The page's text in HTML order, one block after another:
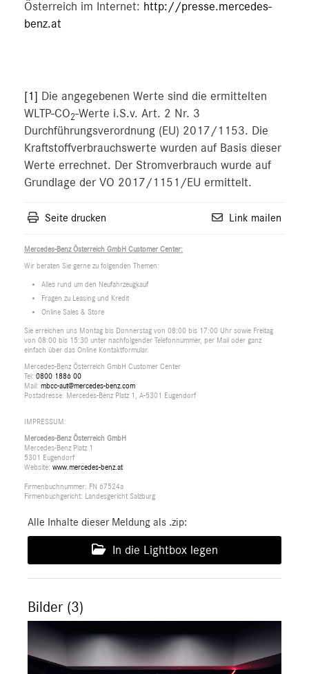
Österreich im Internet: http://presse.mercedes-
benz.at
[1]
Die angegebenen Werte sind die ermittelten
WLTP-CO2-Werte i.S.v. Art. 2 Nr. 3
Durchführungsverordnung (EU) 2017/1153. Die
Kraftstoffverbrauchswerte wurden auf Basis dieser
Werte errechnet. Der Stromverbrauch wurde auf
Grundlage der VO 2017/1151/EU ermittelt.
Seite drucken Link mailen
Mercedes-Benz Österreich GmbH Customer Center:
Wir beraten Sie gerne zu folgenden Themen:
Alles rund um den Neufahrzeugkauf
Fragen zu Leasing und Kredit
Online Sales & Store
Sie erreichen uns Montag bis Donnerstag von 08:00 bis 17:00 Uhr sowie Freitag
von 08:00 bis 15:30 unter nachfolgender Telefonnummer, per Mail oder ganz
einfach über das Online Kontaktformular.
Mercedes-Benz Österreich GmbH Customer Center
Tel: 0800 1886 00
Mail: mbcc-aut@mercedes-benz.com
Postadresse: Mercedes-Benz Platz 1, A-5301 Eugendorf
IMPRESSUM:
Mercedes-Benz Österreich GmbH
Mercedes-Benz Platz 1
5301 Eugendorf
Website: www.mercedes-benz.at
Firmenbuchnummer: FN 67524a
Firmenbuchgericht: Landesgericht Salzburg
Alle Inhalte dieser Meldung als .zip:
In die Lightbox legen
Bilder (3)